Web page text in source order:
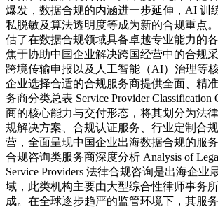
爆发，数据合规的内涵进一步延伸，AI 训
私脱敏及算法透明度等成为新的合规重点
估了在数据合规领域具备卓越专业能力的
焦于协助中国企业解决跨国经营中的合规
跨境传输申报以及人工智能（AI）治理等
企业选择合适的合规服务商提供全面、精
务商分类总表 Service Provider Classification
商的核心能力与交付形态，将其划分为法
规解决方案、合规认证服务、行业定制合
营，全面呈现中国企业出海数据合规的服
合规咨询类服务商深度分析 Analysis of
Service Providers 法律合规咨询是出海企业
域，此类机构主要由大型综合性律师事务
成。在全球逐步趋严的监管环境下，其服